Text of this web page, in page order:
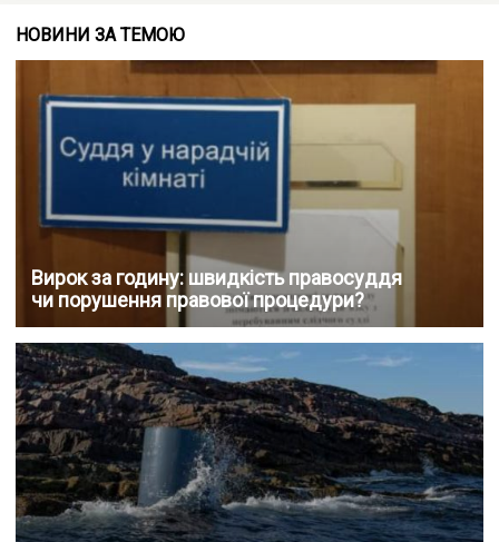
НОВИНИ ЗА ТЕМОЮ
Вирок за годину: швидкість правосуддя
чи порушення правової процедури?